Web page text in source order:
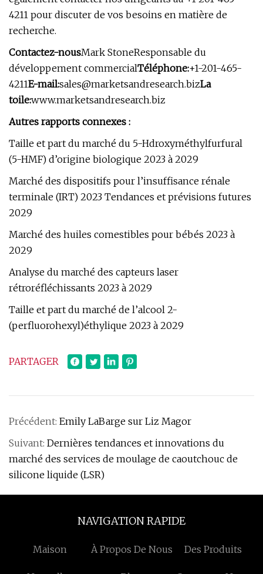
4211 pour discuter de vos besoins en matière de
recherche.
Contactez-nousMark StoneResponsable du
développement commercialTéléphone:+1-201-465-
4211E-mail:sales@marketsandresearch.bizLa
toile:www.marketsandresearch.biz
Autres rapports connexes :
Taille et part du marché du 5-Hdroxyméthylfurfural
(5-HMF) d’origine biologique 2023 à 2029
Marché des dispositifs pour l’insuffisance rénale
terminale (IRT) 2023 Tendances et prévisions futures
2029
Marché des huiles comestibles pour bébés 2023 à
2029
Analyse du marché des capteurs laser
rétroréfléchissants 2023 à 2029
Taille et part du marché de l’alcool 2-
(perfluorohexyl)éthylique 2023 à 2029
PARTAGER
Précédent: Emily LaBarge sur Liz Magor
Suivant: Dernières tendances et innovations du
marché des services de moulage de caoutchouc de
silicone liquide (LSR)
NAVIGATION RAPIDE
Maison À Propos De Nous Des Produits